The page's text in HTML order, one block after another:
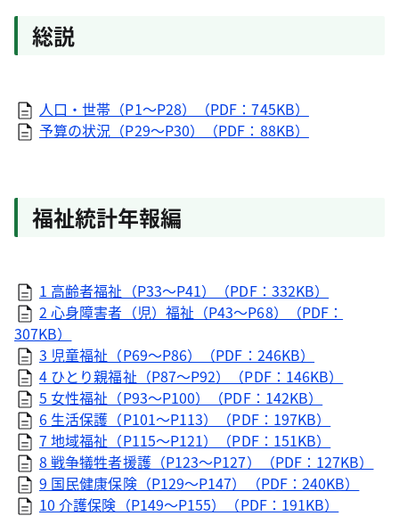
総説
人口・世帯（P1～P28）（PDF：745KB）
予算の状況（P29～P30）（PDF：88KB）
福祉統計年報編
1 高齢者福祉（P33～P41）（PDF：332KB）
2 心身障害者（児）福祉（P43～P68）（PDF：
307KB）
3 児童福祉（P69～P86）（PDF：246KB）
4 ひとり親福祉（P87～P92）（PDF：146KB）
5 女性福祉（P93～P100）（PDF：142KB）
6 生活保護（P101～P113）（PDF：197KB）
7 地域福祉（P115～P121）（PDF：151KB）
8 戦争犠牲者援護（P123～P127）（PDF：127KB）
9 国民健康保険（P129～P147）（PDF：240KB）
10 介護保険（P149～P155）（PDF：191KB）